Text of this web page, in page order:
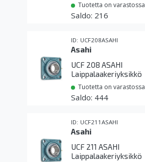
Tuotetta on varastossa
216
UCF208ASAHI
Asahi
UCF 208 ASAHI
Laippalaakeriyksikkö
Tuotetta on varastossa
444
UCF211ASAHI
Asahi
UCF 211 ASAHI
Laippalaakeriyksikkö